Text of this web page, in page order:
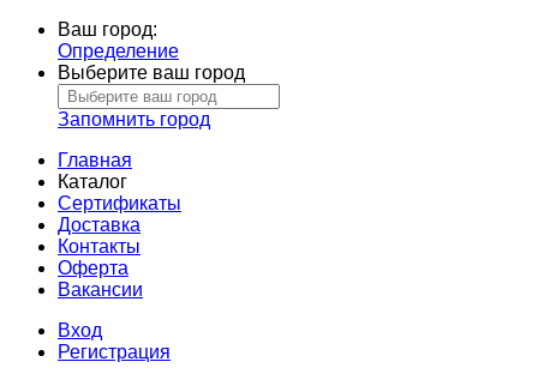
Ваш город:
Определение
Выберите ваш город
Запомнить город
Главная
Каталог
Сертификаты
Доставка
Контакты
Оферта
Вакансии
Вход
Регистрация